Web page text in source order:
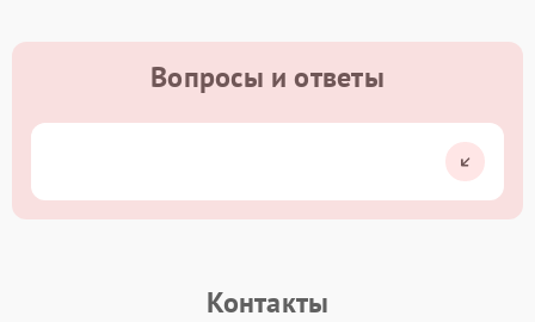
Вопросы и ответы
Контакты